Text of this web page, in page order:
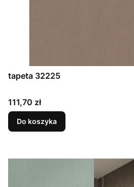
tapeta 32225
Cena
111,70 zł
Do koszyka